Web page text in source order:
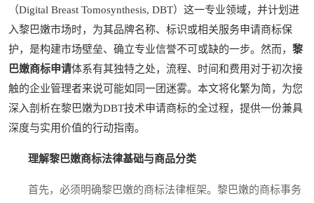
（Digital Breast Tomosynthesis, DBT）这一专业领域，并计划进
入黎巴嫩市场时，为其品牌名称、标识或相关服务申请商标保
护，是构建市场壁垒、确立专业信誉不可或缺的一步。然而， 黎
巴嫩商标申请体系有其独特之处，流程、时间和费用对于初次接
触的企业管理者来说可能如同一团迷雾。本文将化繁为简，为您
深入剖析在黎巴嫩为DBT技术申请商标的全过程，提供一份兼具
深度与实用价值的行动指南。
理解黎巴嫩商标法律基础与商品分类
首先，必须明确黎巴嫩的商标法律框架。黎巴嫩的商标事务